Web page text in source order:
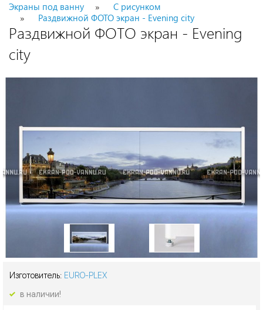
Экраны под ванну
С рисунком
Раздвижной ФОТО экран - Evening city
Раздвижной ФОТО экран - Evening
city
Изготовитель: EURO-PLEX
в наличии!